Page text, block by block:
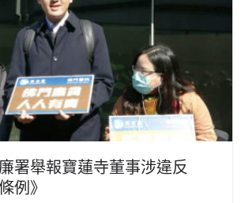
署舉報寶蓮寺董事涉違反
例》